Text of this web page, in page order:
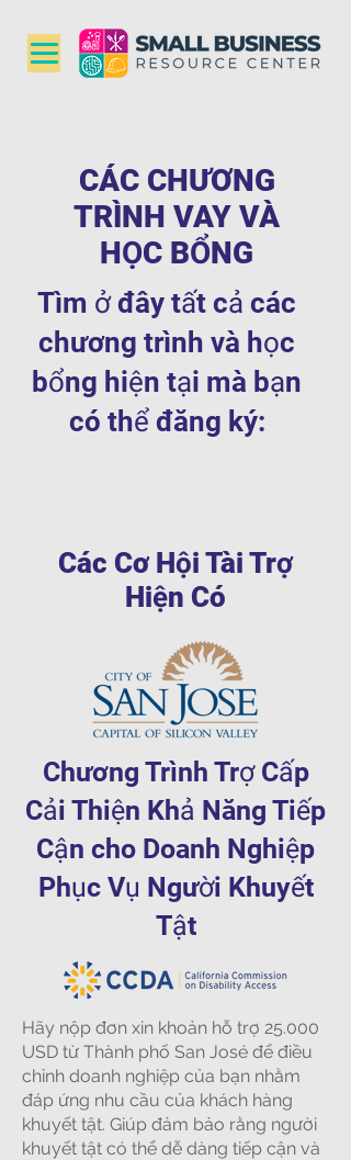
CÁC CHƯƠNG
TRÌNH VAY VÀ
HỌC BỔNG
Tìm ở đây tất cả các
chương trình và học
bổng hiện tại mà bạn
có thể đăng ký:
Các Cơ Hội Tài Trợ
Hiện Có
Chương Trình Trợ Cấp
Cải Thiện Khả Năng Tiếp
Cận cho Doanh Nghiệp
Phục Vụ Người Khuyết
Tật
Hãy nộp đơn xin khoản hỗ trợ 25.000
USD từ Thành phố San José để điều
chỉnh doanh nghiệp của bạn nhằm
đáp ứng nhu cầu của khách hàng
khuyết tật. Giúp đảm bảo rằng người
khuyết tật có thể dễ dàng tiếp cận và